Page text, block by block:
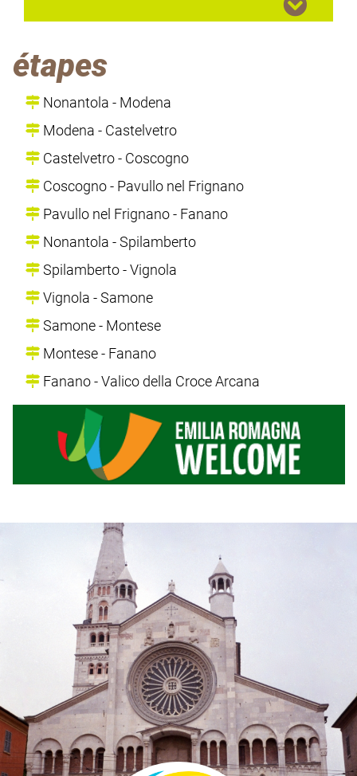
étapes
Nonantola - Modena
Modena - Castelvetro
Castelvetro - Coscogno
Coscogno - Pavullo nel Frignano
Pavullo nel Frignano - Fanano
Nonantola - Spilamberto
Spilamberto - Vignola
Vignola - Samone
Samone - Montese
Montese - Fanano
Fanano - Valico della Croce Arcana